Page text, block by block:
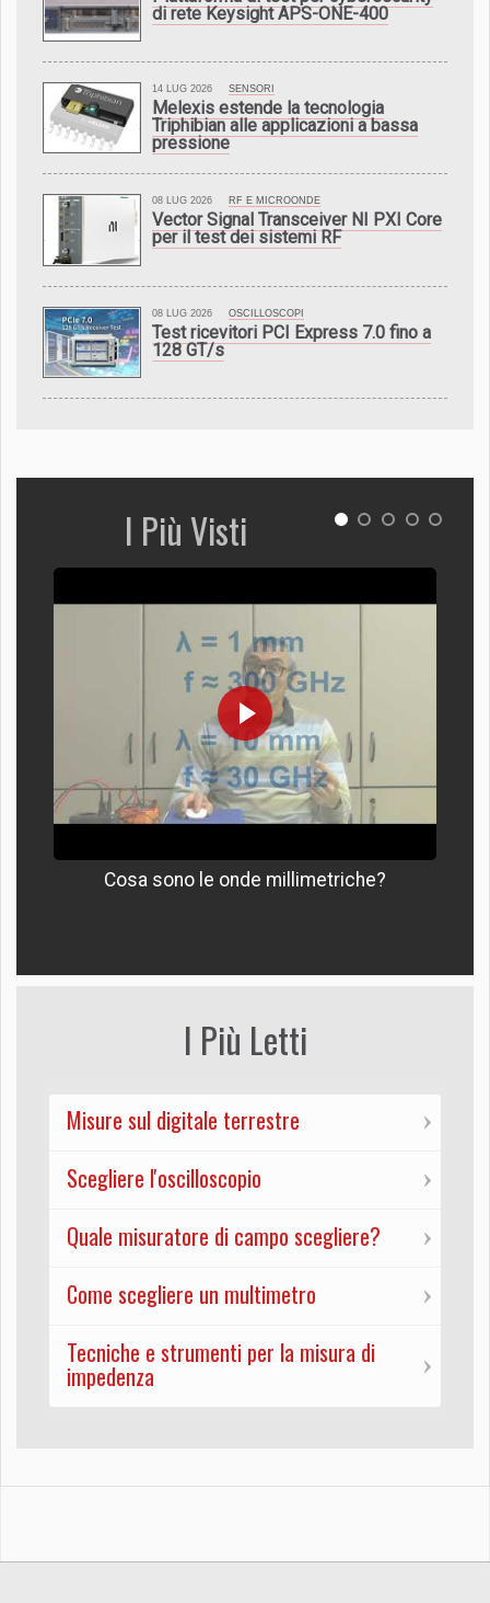
di rete Keysight APS-ONE-400
14 LUG 2026 SENSORI
Melexis estende la tecnologia
Triphibian alle applicazioni a bassa
pressione
08 LUG 2026 RF E MICROONDE
Vector Signal Transceiver NI PXI Core
per il test dei sistemi RF
08 LUG 2026 OSCILLOSCOPI
Test ricevitori PCI Express 7.0 fino a
128 GT/s
I Più Visti
Cosa sono le onde millimetriche?
I Più Letti
Misure sul digitale terrestre
Scegliere l'oscilloscopio
Quale misuratore di campo scegliere?
Come scegliere un multimetro
Tecniche e strumenti per la misura di
impedenza